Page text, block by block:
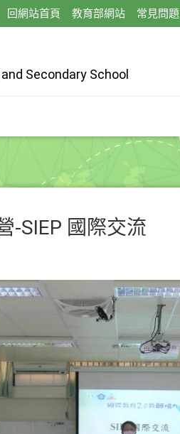
回網站首頁 教育部網站 常見問題
Secondary School
-SIEP 國際交流